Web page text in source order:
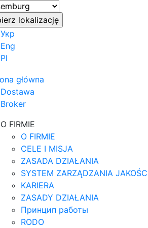
Укр
Eng
Pl
Dostawa
Broker
O FIRMIE
O FIRMIE
CELE I MISJA
ZASADA DZIAŁANIA
SYSTEM ZARZĄDZANIA
KARIERA
ZASADY DZIAŁANIA
Принцип работы
RODO